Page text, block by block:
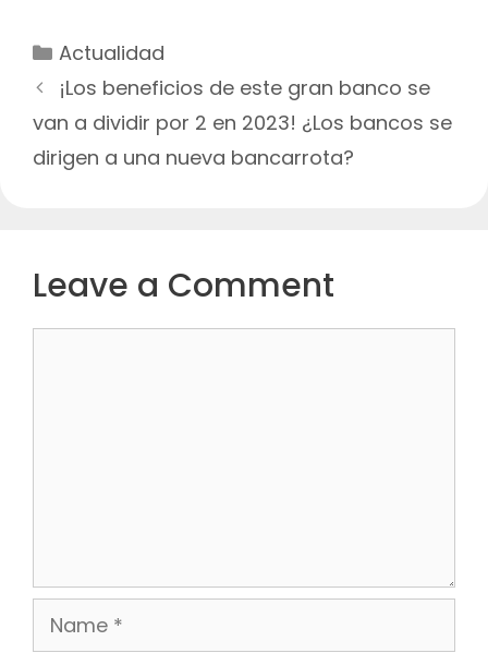
Actualidad
¡Los beneficios de este gran banco se
van a dividir por 2 en 2023! ¿Los bancos se
dirigen a una nueva bancarrota?
Leave a Comment